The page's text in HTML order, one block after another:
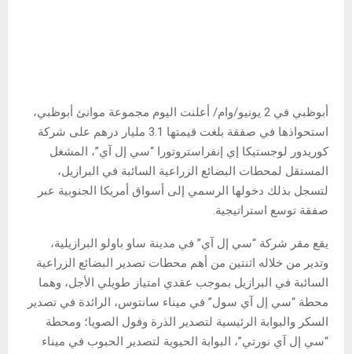
أبوظبي في 2 يونيو/وام/ أعلنت اليوم مجموعة موانئ أبوظبي،
استحواذها في صفقة بلغت قيمتها 3.1 مليار درهم على شركة
كوريدور لوجستيكا إي إنفراستروتورا “سي إل آي”، المشغل
المستقل لمحطات البضائع الزراعية السائبة في البرازيل،
لتسجل بذلك دخولها الرسمي إلى أسواق أمريكا الجنوبية عبر
صفقة توسع استراتيجية.
يقع مقر شركة “سي إل آي” في مدينة ساو باولو البرازيلية،
وتدير من خلاله اثنتين من أهم محطات تصدير البضائع الزراعية
السائبة في البرازيل بموجب عقدي امتياز طويلي الأجل، وهما
محطة “سي إل آي سول” في ميناء سانتوس، الرائدة في تصدير
السكر والبوابة الرئيسية لتصدير الذرة وفول الصويا؛ ومحطة
“سي إل آي نورتي”، البوابة الحيوية لتصدير الحبوب في ميناء